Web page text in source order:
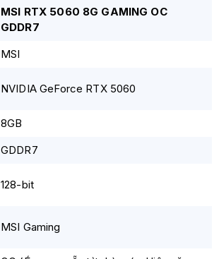
MSI RTX 5060 8G GAMING OC
GDDR7
MSI
NVIDIA GeForce RTX 5060
8GB
GDDR7
128-bit
MSI Gaming